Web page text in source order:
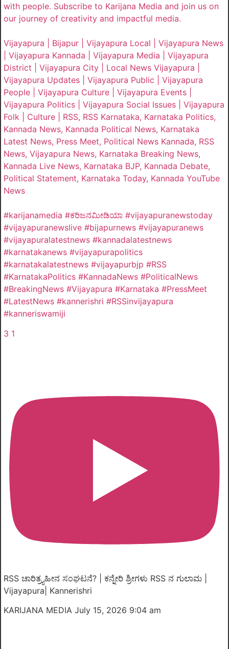
with people. Subscribe to Karijana Media and join us on
our journey of creativity and impactful media.
Vijayapura | Bijapur | Vijayapura Local | Vijayapura News
| Vijayapura Kannada | Vijayapura Media | Vijayapura
District | Vijayapura City | Local News Vijayapura |
Vijayapura Updates | Vijayapura Public | Vijayapura
People | Vijayapura Culture | Vijayapura Events |
Vijayapura Politics | Vijayapura Social Issues | Vijayapura
Folk | Culture | RSS, RSS Karnataka, Karnataka Politics,
Kannada News, Kannada Political News, Karnataka
Latest News, Press Meet, Political News Kannada, RSS
News, Vijayapura News, Karnataka Breaking News,
Kannada Live News, Karnataka BJP, Kannada Debate,
Political Statement, Karnataka Today, Kannada YouTube
News
#karijanamedia #ಕರಿಜನಮೀಡಿಯಾ #vijayapuranewstoday
#vijayapuranewslive #bijapurnews #vijayapuranews
#vijayapuralatestnews #kannadalatestnews
#karnatakanews #vijayapurapolitics
#karnatakalatestnews #vijayapurbjp #RSS
#KarnatakaPolitics #KannadaNews #PoliticalNews
#BreakingNews #Vijayapura #Karnataka #PressMeet
#LatestNews #kannerishri #RSSinvijayapura
#kanneriswamiji
3 1
RSS ಚಾರಿತ್ರ್ಯಹೀನ ಸಂಘಟನೆ? | ಕನ್ನೇರಿ ಶ್ರೀಗಳು RSS ನ ಗುಲಾಮ |
Vijayapura| Kannerishri
KARIJANA MEDIA July 15, 2026 9:04 am